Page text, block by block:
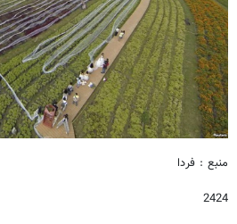
منبع : فردا
2424